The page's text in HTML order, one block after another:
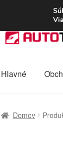
DOPRAVA
Preskočiť
na
Preskočiť
na
Hlavné
Domov